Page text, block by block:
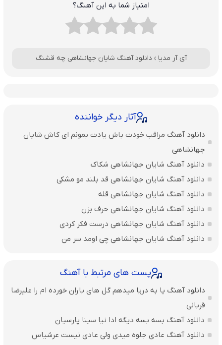
امتیاز شما به این آهنگ؟
آی آر مدیا › دانلود آهنگ شایان جهانشاهی چه قشنگ
آثار دیگر خواننده
دانلود آهنگ مراقب خودت باش یادت بمونم ای کاش شایان
جهانشاهی
دانلود آهنگ شایان جهانشاهی شکاک
دانلود آهنگ شایان جهانشاهی قد بلند مو مشکی
دانلود آهنگ شایان جهانشاهی قله
دانلود آهنگ شایان جهانشاهی حرف بزن
دانلود آهنگ شایان جهانشاهی درست فکر کردی
دانلود آهنگ شایان جهانشاهی چی اومد سر من
پست های مرتبط با آهنگ
دانلود آهنگ یا به دریا میدهم گل های باران‌ خورده ام را علیرضا
قربانی
دانلود آهنگ بسه بسه دیگه ادا نیا سینا پارسیان
دانلود آهنگ عادی جلوه میدی ولی عادی نیست عرشیاس